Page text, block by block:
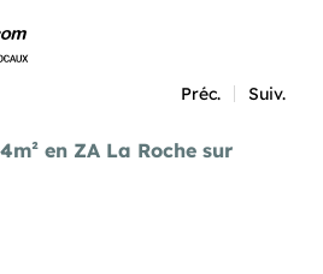
Préc. Suiv.
en ZA La Roche sur